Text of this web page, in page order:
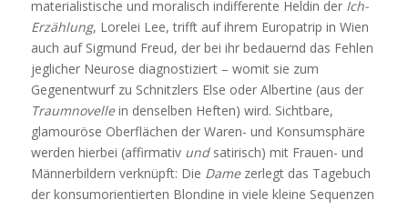
materialistische und moralisch indifferente Heldin der Ich-
Erzählung, Lorelei Lee, trifft auf ihrem Europatrip in Wien
auch auf Sigmund Freud, der bei ihr bedauernd das Fehlen
jeglicher Neurose diagnostiziert – womit sie zum
Gegenentwurf zu Schnitzlers Else oder Albertine (aus der
Traumnovellein denselben Heften) wird. Sichtbare,
glamouröse Oberflächen der Waren- und Konsumsphäre
werden hierbei (affirmativ undsatirisch) mit Frauen- und
Männerbildern verknüpft: Die Dame zerlegt das Tagebuch
der konsumorientierten Blondine in viele kleine Sequenzen